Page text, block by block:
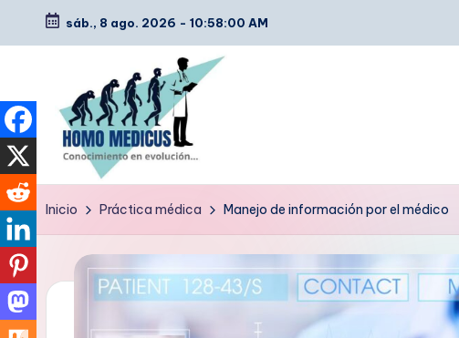
Saltar
contenido
sáb., 8 ago. 2026 - 10:58:01 AM
H
o
m
Guías
estudio,
resúmenes,
artículos
Inicio Práctica médica Manejo de información por el médico